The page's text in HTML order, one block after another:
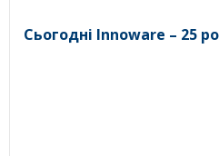
Сьогодні Innoware – 25